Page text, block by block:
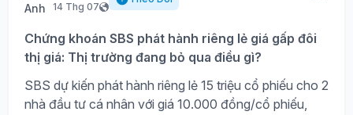
14 Thg 07
Chứng khoán SBS phát hành riêng lẻ giá gấp đôi
thị giá: Thị trường đang bỏ qua điều gì?
SBS dự kiến phát hành riêng lẻ 15 triệu cổ phiếu cho 2
nhà đầu tư cá nhân với giá 10.000 đồng/cổ phiếu,